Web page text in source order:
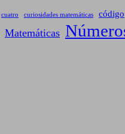
cuatro curiosidades matemáticas código
Matemáticas